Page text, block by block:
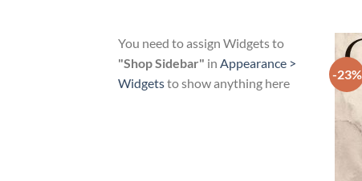
You need to assign Widgets to
"Shop Sidebar" in Appearance >
Widgetsto show anything here
-23%